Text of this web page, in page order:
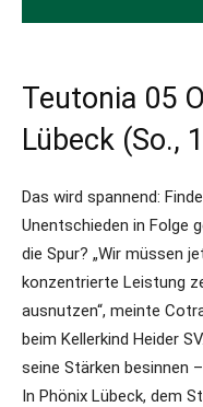
Teutonia 05
Lübeck (So.,
Das wird spannend:
Unentschieden in Folge
die Spur? „Wir müssen
konzentrierte Leistung
ausnutzen“, meinte
beim Kellerkind Heider
seine Stärken besinnen
In Phönix Lübeck, dem